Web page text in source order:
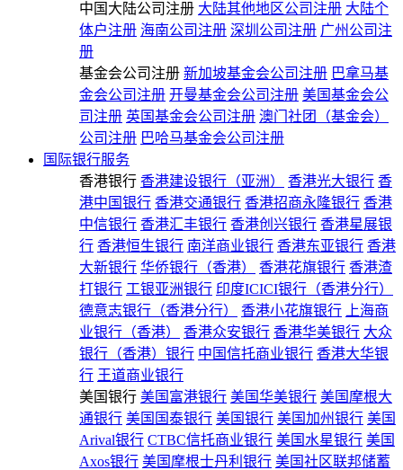
中国大陆公司注册 大陆其他地区公司注册 大陆个
体户注册 海南公司注册 深圳公司注册 广州公司注
册
基金会公司注册 新加坡基金会公司注册 巴拿马基
金会公司注册 开曼基金会公司注册 美国基金会公
司注册 英国基金会公司注册 澳门社团（基金会）
公司注册 巴哈马基金会公司注册
国际银行服务
香港银行 香港建设银行（亚洲） 香港光大银行 香
港中国银行 香港交通银行 香港招商永隆银行 香港
中信银行 香港汇丰银行 香港创兴银行 香港星展银
行 香港恒生银行 南洋商业银行 香港东亚银行 香港
大新银行 华侨银行（香港） 香港花旗银行 香港渣
打银行 工银亚洲银行 印度ICICI银行（香港分行）
德意志银行（香港分行）
香港小花旗银行
上海商
业银行（香港）
香港众安银行 香港华美银行 大众
银行（香港）银行 中国信托商业银行 香港大华银
行 王道商业银行
美国银行 美国富港银行 美国华美银行 美国摩根大
通银行 美国国泰银行 美国银行 美国加州银行 美国
Arival银行 CTBC信托商业银行 美国水星银行 美国
Axos银行 美国摩根士丹利银行 美国社区联邦储蓄